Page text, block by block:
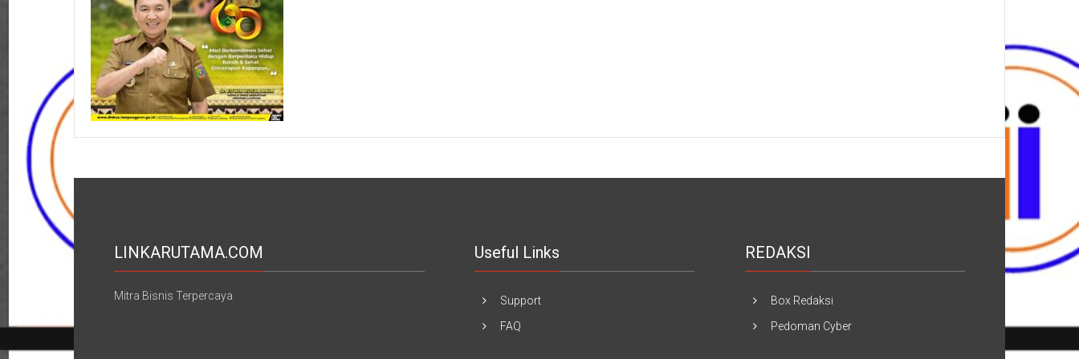
LINKARUTAMA.COM
Mitra Bisnis Terpercaya
Useful Links
Support
FAQ
REDAKSI
Box Redaksi
Pedoman Cyber